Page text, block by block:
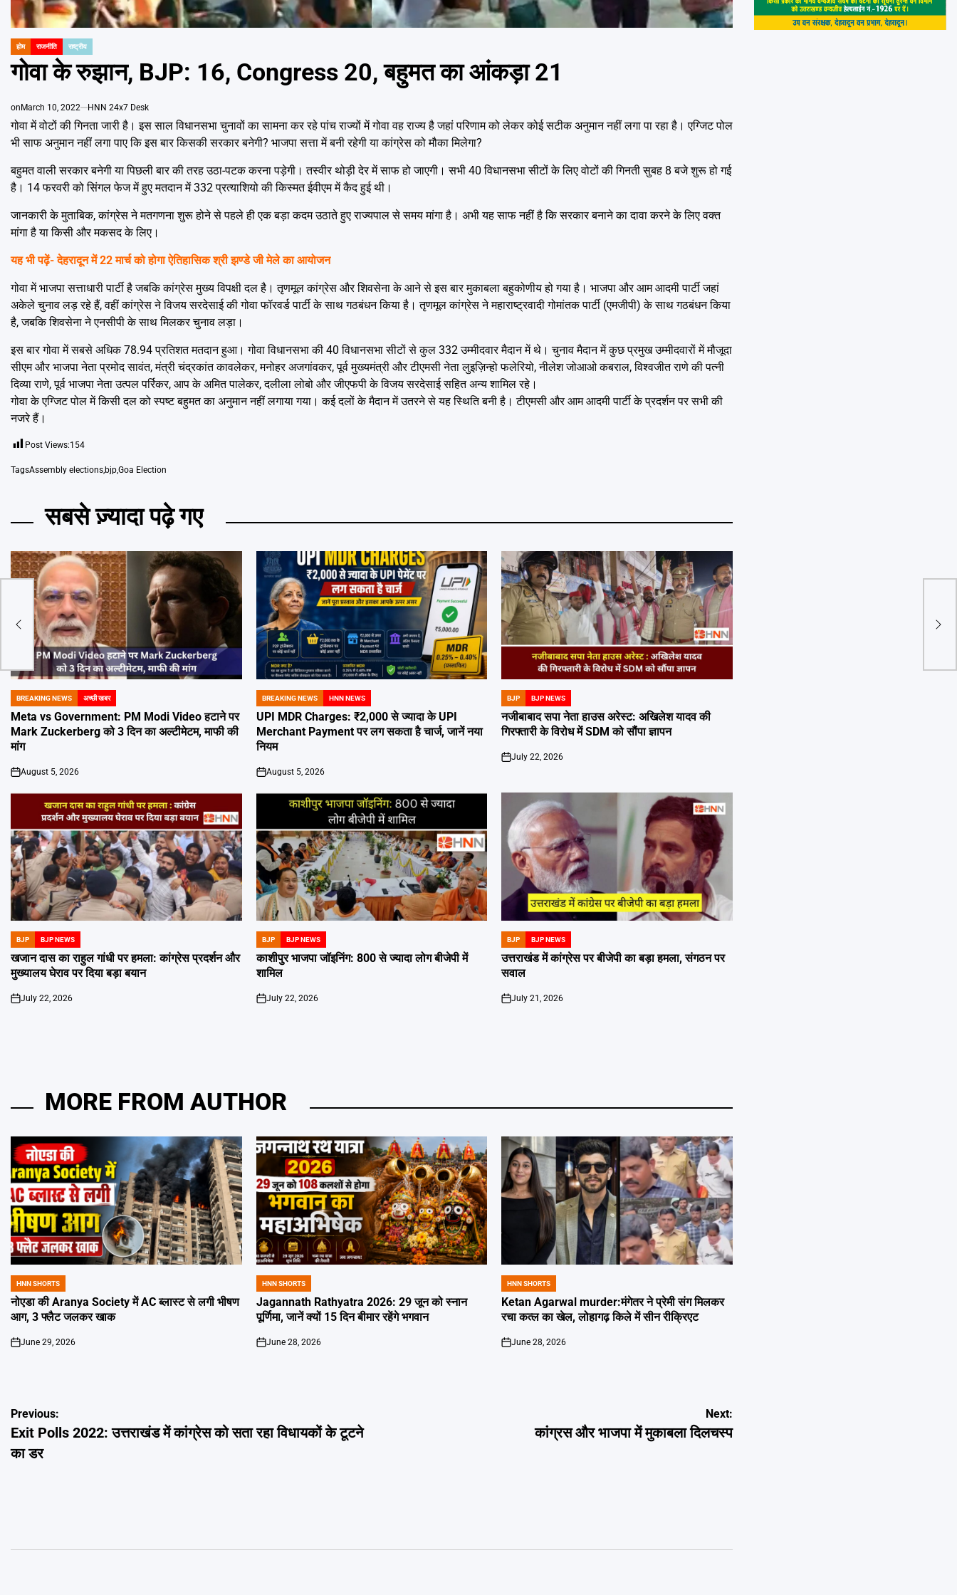
POSTED
होम राजनीति राष्ट्रीय
गोवा के रुझान, BJP: 16, Congress 20, बहुमत का आंकड़ा 21
on March 10, 2022 HNN 24x7 Desk
गोवा में वोटों की गिनता जारी है। इस साल विधानसभा चुनावों का सामना कर रहे पांच राज्यों में गोवा वह राज्य है जहां परिणाम को लेकर कोई सटीक अनुमान नहीं लगा पा रहा है। एग्जिट पोल
भी साफ अनुमान नहीं लगा पाए कि इस बार किसकी सरकार बनेगी? भाजपा सत्ता में बनी रहेगी या कांग्रेस को मौका मिलेगा?
बहुमत वाली सरकार बनेगी या पिछली बार की तरह उठा-पटक करना पड़ेगी। तस्वीर थोड़ी देर में साफ हो जाएगी। सभी 40 विधानसभा सीटों के लिए वोटों की गिनती सुबह 8 बजे शुरू हो गई
है। 14 फरवरी को सिंगल फेज में हुए मतदान में 332 प्रत्याशियो की किस्मत ईवीएम में कैद हुई थी।
जानकारी के मुताबिक, कांग्रेस ने मतगणना शुरू होने से पहले ही एक बड़ा कदम उठाते हुए राज्यपाल से समय मांगा है। अभी यह साफ नहीं है कि सरकार बनाने का दावा करने के लिए वक्त
मांगा है या किसी और मकसद के लिए।
यह भी पढ़ें-देहरादून में 22 मार्च को होगा ऐतिहासिक श्री झण्डे जी मेले का आयोजन
गोवा में भाजपा सत्ताधारी पार्टी है जबकि कांग्रेस मुख्य विपक्षी दल है। तृणमूल कांग्रेस और शिवसेना के आने से इस बार मुकाबला बहुकोणीय हो गया है। भाजपा और आम आदमी पार्टी जहां
अकेले चुनाव लड़ रहे हैं, वहीं कांग्रेस ने विजय सरदेसाई की गोवा फॉरवर्ड पार्टी के साथ गठबंधन किया है। तृणमूल कांग्रेस ने महाराष्ट्रवादी गोमांतक पार्टी (एमजीपी) के साथ गठबंधन किया
है, जबकि शिवसेना ने एनसीपी के साथ मिलकर चुनाव लड़ा।
इस बार गोवा में सबसे अधिक 78.94 प्रतिशत मतदान हुआ। गोवा विधानसभा की 40 विधानसभा सीटों से कुल 332 उम्मीदवार मैदान में थे। चुनाव मैदान में कुछ प्रमुख उम्मीदवारों में मौजूदा
सीएम और भाजपा नेता प्रमोद सावंत, मंत्री चंद्रकांत कावलेकर, मनोहर अजगांवकर, पूर्व मुख्यमंत्री और टीएमसी नेता लुइज़िन्हो फलेरियो, नीलेश जोआओ कबराल, विश्वजीत राणे की पत्नी
दिव्या राणे, पूर्व भाजपा नेता उत्पल पर्रिकर, आप के अमित पालेकर, दलीला लोबो और जीएफपी के विजय सरदेसाई सहित अन्य शामिल रहे।
गोवा के एग्जिट पोल में किसी दल को स्पष्ट बहुमत का अनुमान नहीं लगाया गया। कई दलों के मैदान में उतरने से यह स्थिति बनी है। टीएमसी और आम आदमी पार्टी के प्रदर्शन पर सभी की
नजरे हैं।
Post Views:154
TagsAssembly elections,bjp,Goa Election
सबसे ज़्यादा पढ़े गए
POSTED
IN
BREAKING NEWS अच्छी खबर
Meta vs Government: PM Modi Video हटाने पर
Mark Zuckerberg को 3 दिन का अल्टीमेटम, माफी की
मांग
on
August 5, 2026
POSTED
IN
BREAKING NEWS HNN NEWS
UPI MDR Charges: ₹2,000 से ज्यादा के UPI
Merchant Payment पर लग सकता है चार्ज, जानें नया
नियम
on
August 5, 2026
POSTED
IN
BJP BJP NEWS
नजीबाबाद सपा नेता हाउस अरेस्ट: अखिलेश यादव की
गिरफ्तारी के विरोध में SDM को सौंपा ज्ञापन
on
July 22, 2026
POSTED
IN
BJP BJP NEWS
खजान दास का राहुल गांधी पर हमला: कांग्रेस प्रदर्शन और
मुख्यालय घेराव पर दिया बड़ा बयान
on
July 22, 2026
POSTED
IN
BJP BJP NEWS
काशीपुर भाजपा जॉइनिंग: 800 से ज्यादा लोग बीजेपी में
शामिल
on
July 22, 2026
POSTED
IN
BJP BJP NEWS
उत्तराखंड में कांग्रेस पर बीजेपी का बड़ा हमला, संगठन पर
सवाल
on
July 21, 2026
MORE FROM AUTHOR
POSTED
IN
HNN SHORTS
नोएडा की Aranya Society में AC ब्लास्ट से लगी भीषण
आग, 3 फ्लैट जलकर खाक
on
June 29, 2026
POSTED
IN
HNN SHORTS
Jagannath Rathyatra 2026: 29 जून को स्नान
पूर्णिमा, जानें क्यों 15 दिन बीमार रहेंगे भगवान
on
June 28, 2026
POSTED
IN
HNN SHORTS
Ketan Agarwal murder:मंगेतर ने प्रेमी संग मिलकर
रचा कत्ल का खेल, लोहागढ़ किले में सीन रीक्रिएट
on
June 28, 2026
Post
navigation
Previous:
Exit Polls 2022: उत्तराखंड में कांग्रेस को सता रहा विधायकों के टूटने
का डर
Next:
कांग्रस और भाजपा में मुकाबला दिलचस्‍प